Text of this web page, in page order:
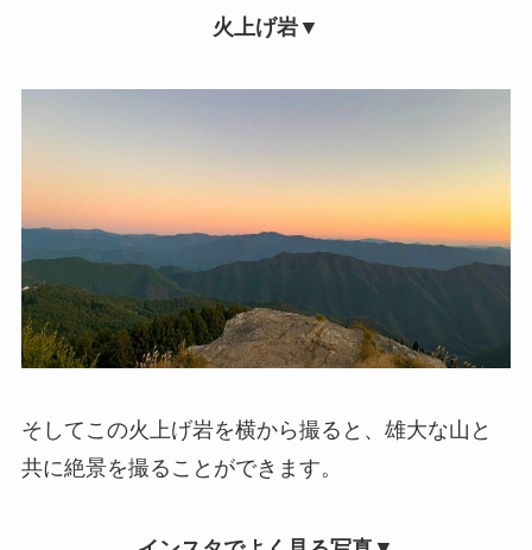
火上げ岩▼
そしてこの火上げ岩を横から撮ると、雄大な山と
共に絶景を撮ることができます。